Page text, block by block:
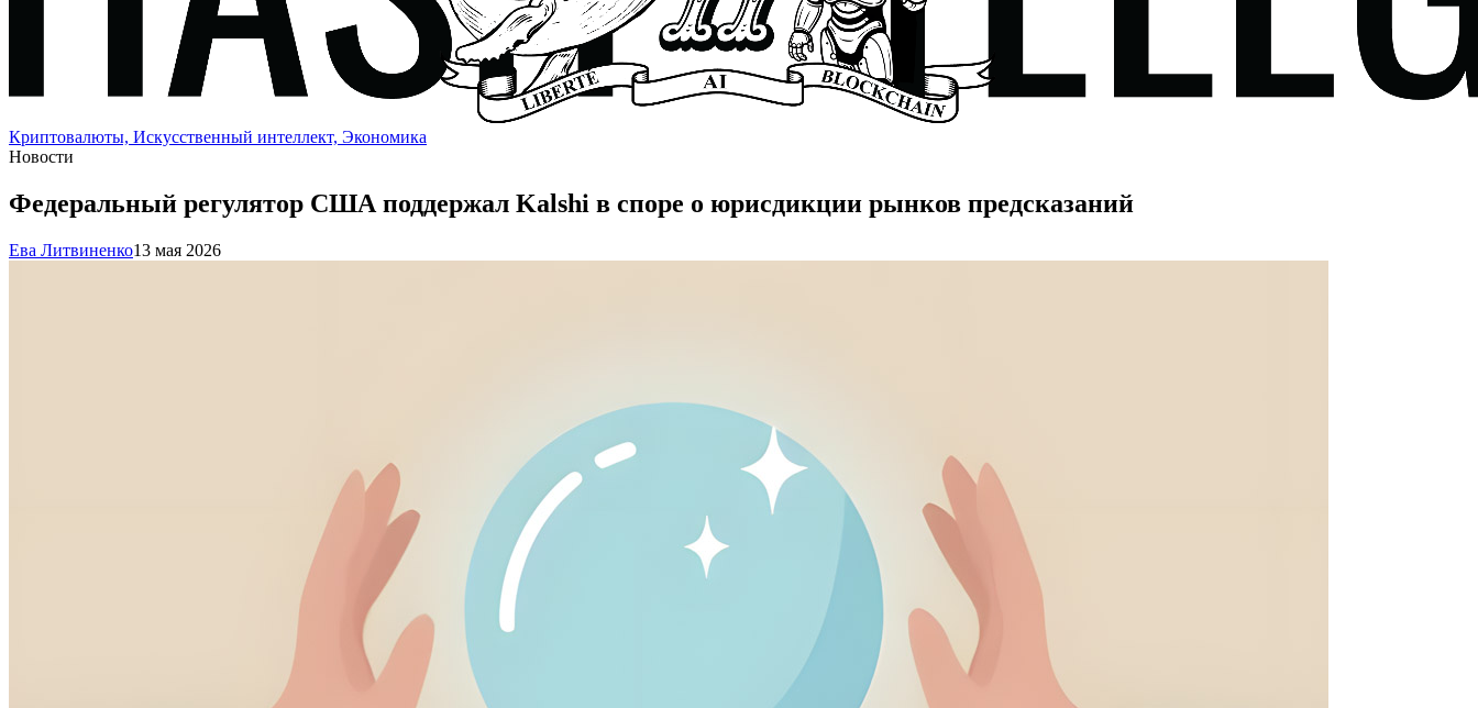
Криптовалюты, Искусственный интеллект, Экономика
Новости
Федеральный регулятор США поддержал Kalshi в споре о юрисдикции рынков предсказаний
Ева Литвиненко13 мая 2026